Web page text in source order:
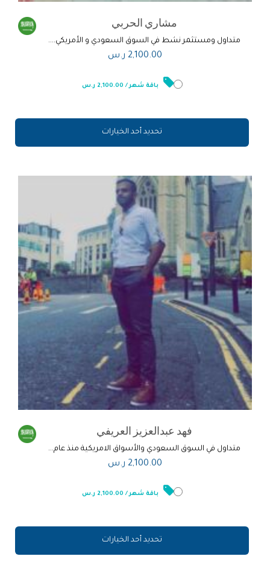
مشاري الحربي
متداول ومستثمر نشط في السوق السعودي و الأمريكي....
2,100.00 ر.س
باقة شهر / 2,100.00 ر.س
تحديد أحد الخيارات
فهد عبدالعزيز العريفي
متداول في السوق السعودي والأسواق الامريكية منذ عام...
2,100.00 ر.س
باقة شهر / 2,100.00 ر.س
تحديد أحد الخيارات